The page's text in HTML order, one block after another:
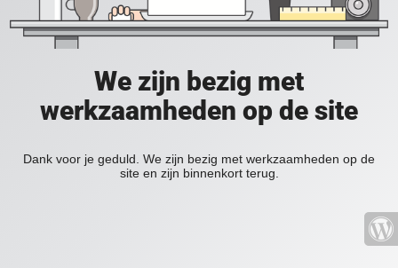
We zijn bezig met
werkzaamheden op de site
Dank voor je geduld. We zijn bezig met werkzaamheden op de
site en zijn binnenkort terug.